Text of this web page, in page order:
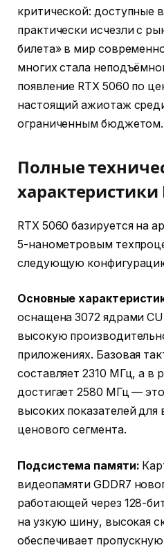
критической: доступные
практически исчезли с
билета» в мир
многих стала
появление RTX 5060 по
настоящий ажиотаж
ограниченным бюджетом.
Полные
характеристики
RTX 5060 базируется на
5-нанометровым
следующую
Основные
оснащена 3072 ядрами
высокую
приложениях. Базовая
составляет 2310 МГц, а в
достигает 2580 МГц —
высоких показателей для
ценового сегмента.
Подсистема памяти:
видеопамяти GDDR7
работающей через 128-
на узкую шину, высокая
обеспечивает